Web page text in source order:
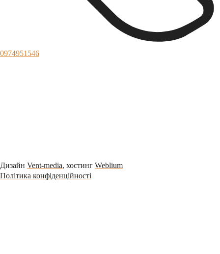
0974951546
Дизайн Vent-media, хостинг Weblium
Політика конфіденційності